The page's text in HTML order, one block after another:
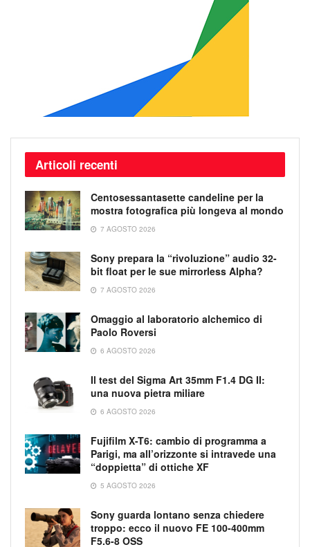
Articoli recenti
Centosessantasette candeline per la
mostra fotografica più longeva al mondo
7 AGOSTO 2026
Sony prepara la “rivoluzione” audio 32-
bit float per le sue mirrorless Alpha?
7 AGOSTO 2026
Omaggio al laboratorio alchemico di
Paolo Roversi
6 AGOSTO 2026
Il test del Sigma Art 35mm F1.4 DG II:
una nuova pietra miliare
6 AGOSTO 2026
Fujifilm X-T6: cambio di programma a
Parigi, ma all’orizzonte si intravede una
“doppietta” di ottiche XF
5 AGOSTO 2026
Sony guarda lontano senza chiedere
troppo: ecco il nuovo FE 100-400mm
F5.6-8 OSS